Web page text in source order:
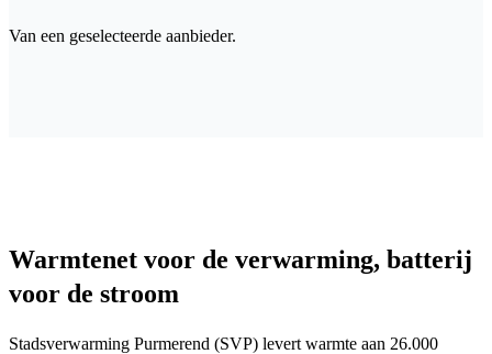
Van een geselecteerde aanbieder.
Warmtenet voor de verwarming, batterij
voor de stroom
Stadsverwarming Purmerend (SVP) levert warmte aan 26.000